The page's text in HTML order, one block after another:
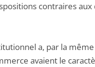
contraires
a, par la
avaient le